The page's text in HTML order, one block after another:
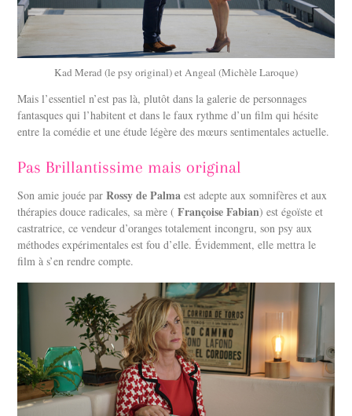
Kad Merad (le psy original) et Angeal (Michèle Laroque)
Mais l’essentiel n’est pas là, plutôt dans la galerie de personnages
fantasques qui l’habitent et dans le faux rythme d’un film qui hésite
entre la comédie et une étude légère des mœurs sentimentales actuelle.
Pas Brillantissime mais original
Son amie jouée parRossy de Palma est adepte aux somnifères et aux
thérapies douce radicales, sa mère (Françoise Fabian) est égoïste et
castratrice, ce vendeur d’oranges totalement incongru, son psy aux
méthodes expérimentales est fou d’elle. Évidemment, elle mettra le
film à s’en rendre compte.